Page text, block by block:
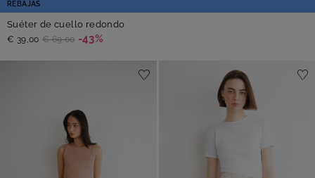
REBAJAS
Suéter de cuello redondo
€ 39,00 € 69,00 -43%